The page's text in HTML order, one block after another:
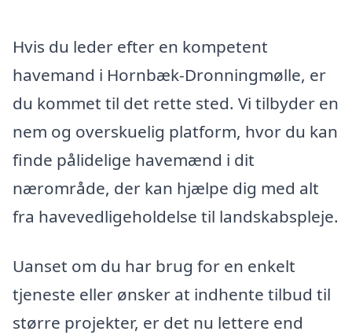
Hvis du leder efter en kompetent
havemand i Hornbæk-Dronningmølle, er
du kommet til det rette sted. Vi tilbyder en
nem og overskuelig platform, hvor du kan
finde pålidelige havemænd i dit
nærområde, der kan hjælpe dig med alt
fra havevedligeholdelse til landskabspleje.
Uanset om du har brug for en enkelt
tjeneste eller ønsker at indhente tilbud til
større projekter, er det nu lettere end